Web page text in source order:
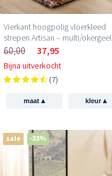
Vierkant hoogpolig vloerkleed
strepen Artisan – multi/okergeel
60,00 37,95
Bijna uitverkocht
(7)
maat ▴ kleur▴
sale -33%